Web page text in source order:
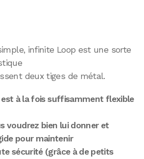
infinite Loop est une sorte
deux tiges de métal.
est à la fois suffisamment flexible
voudrez bien lui donner et
pour maintenir
sécurité (grâce à de petits